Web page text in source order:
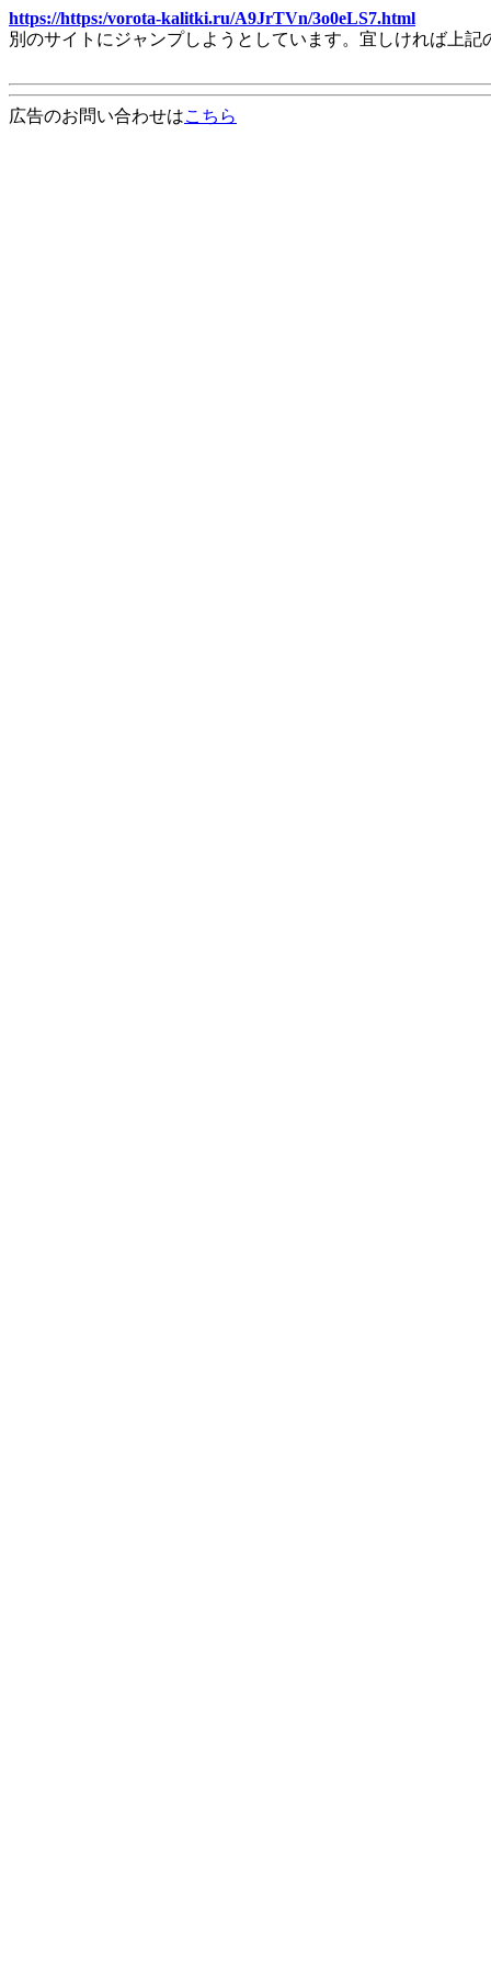
https://https:/vorota-kalitki.ru/A9JrTVn/3o0eLS7.html
別のサイトにジャンプしようとしています。宜しければ上
広告のお問い合わせはこちら